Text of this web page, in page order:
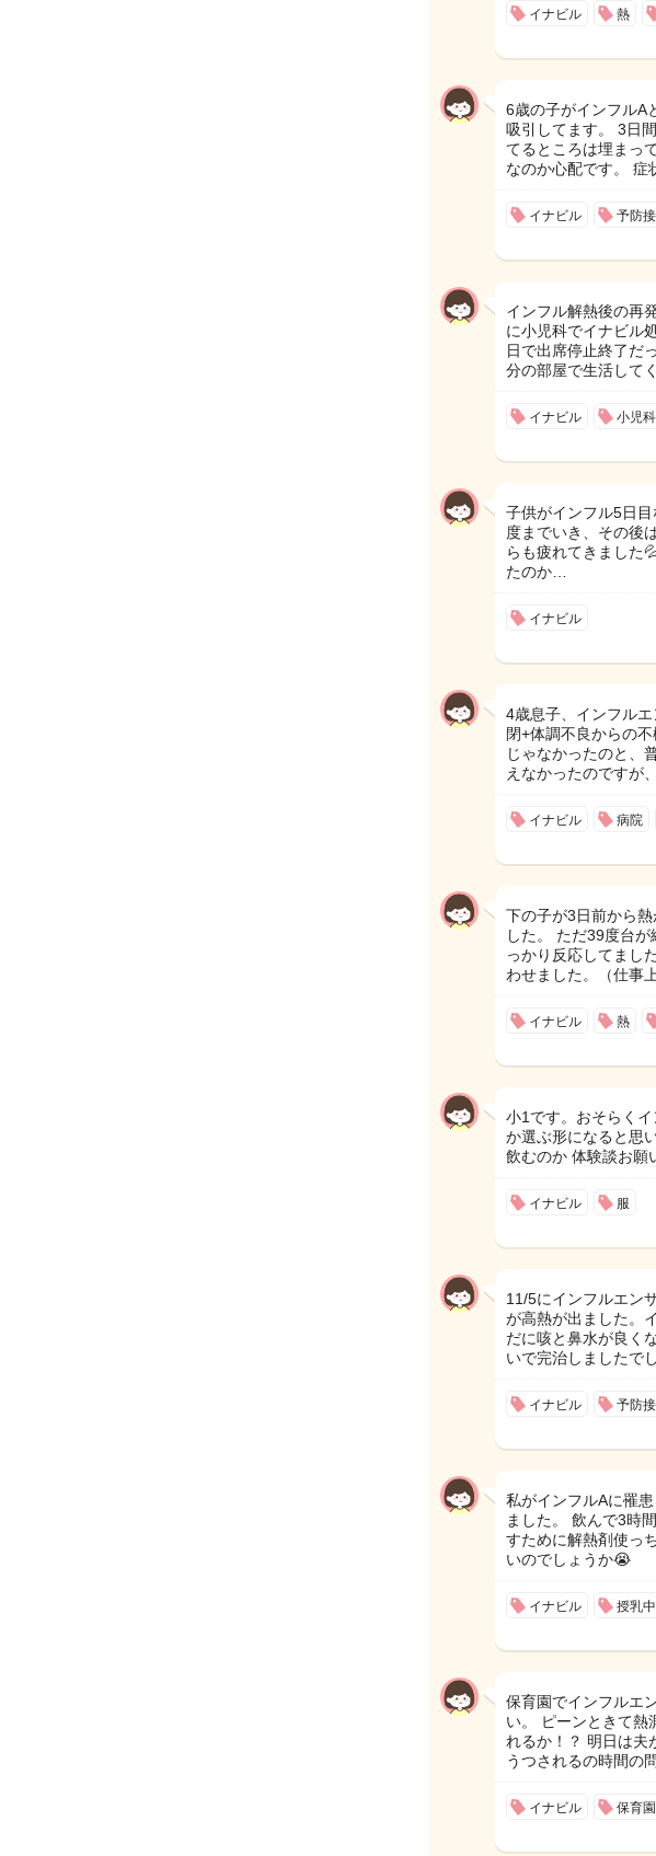
イナビル 熱
6歳の子がインフルA
吸引してます。 3日
てるところは埋まっ
なのか心配です。 症
イナビル 予防
インフル解熱後の再
に小児科でイナビル
日で出席停止終了だ
分の部屋で生活して
イナビル 小児科
子供がインフル5日
度までいき、その後
らも疲れてきました
たのか…
イナビル
4歳息子、インフル
閉+体調不良からの
じゃなかったのと、
えなかったのですが
イナビル 病院
下の子が3日前から
した。 ただ39度台
っかり反応してまし
わせました。（仕事
イナビル 熱
小1です。おそらく
か選ぶ形になると思
飲むのか 体験談お願
イナビル 服
11/5にインフルエン
が高熱が出ました。
だに咳と鼻水が良く
いで完治しましたで
イナビル 予防
私がインフルAに罹
ました。 飲んで3時
すために解熱剤使っ
いのでしょうか😭
イナビル 授乳中
保育園でインフルエ
い。 ピーンときて
れるか！？ 明日は夫
うつされるの時間の
イナビル 保育園